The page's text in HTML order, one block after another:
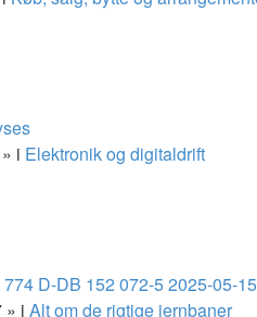
» i Elektronik og digitaldrift
D-DB 152 072-5 2025-05-
» i Alt om de rigtige jernbaner